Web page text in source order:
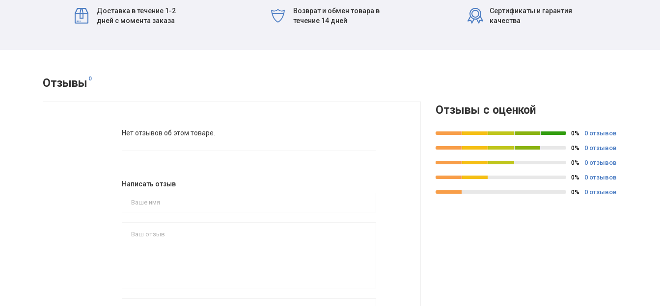
Доставка в течение 1-2
дней с момента заказа
Возврат и обмен товара в
течение 14 дней
Сертификаты и гарантия
качества
Отзывы 0
Нет отзывов об этом товаре.
Написать отзыв
Отзывы с оценкой
0% 0 отзывов
0% 0 отзывов
0% 0 отзывов
0% 0 отзывов
0% 0 отзывов